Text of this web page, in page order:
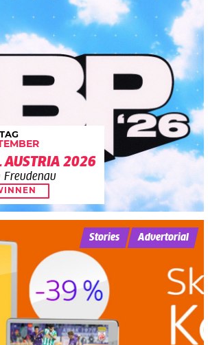
AUSTRIA 2026
Freudenau
Stories Advertorial